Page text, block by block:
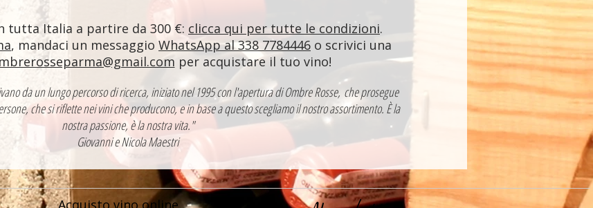
tutta Italia a partire da 300 €: clicca qui per tutte le condizioni.
, mandaci un messaggio WhatsApp al 338 7784446 o scrivici una
per acquistare il tuo vino!
da un lungo percorso di ricerca, iniziato nel 1995 con l'apertura di Ombre Rosse, che prosegue
che si riflette nei vini che producono, e in base a questo scegliamo il nostro assortimento. È la
nostra passione, è la nostra vita."
Giovanni e Nicola Maestri
Acquisto vino online